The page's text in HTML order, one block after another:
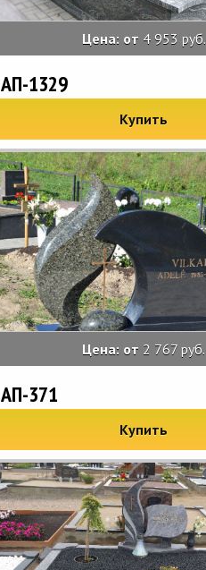
Цена: от 4 953 руб.
АП-1329
Купить
Цена: от 2 767 руб.
АП-371
Купить